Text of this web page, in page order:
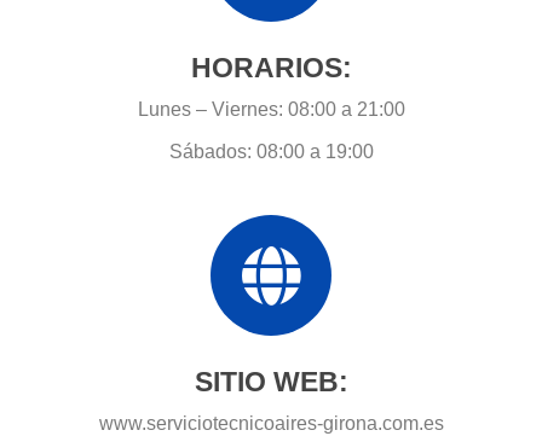
HORARIOS:
Lunes – Viernes: 08:00 a 21:00
Sábados: 08:00 a 19:00
SITIO WEB:
www.serviciotecnicoaires-girona.com.es